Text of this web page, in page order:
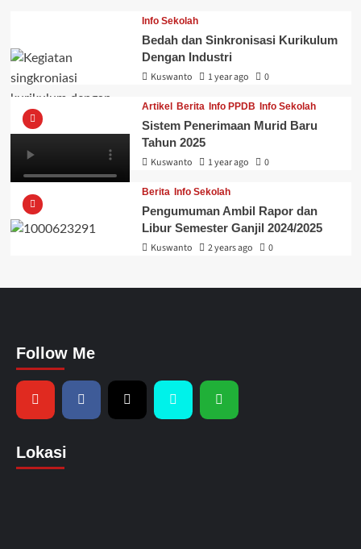
Info Sekolah
Bedah dan Sinkronisasi Kurikulum
Dengan Industri
Kuswanto
1 year ago 0
Artikel Berita Info PPDB Info Sekolah
Sistem Penerimaan Murid Baru
Tahun 2025
Kuswanto
1 year ago 0
Berita Info Sekolah
Pengumuman Ambil Rapor dan
Libur Semester Ganjil 2024/2025
Kuswanto
2 years ago 0
Follow Me
Lokasi